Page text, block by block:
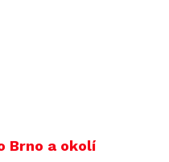
Brno a okolí